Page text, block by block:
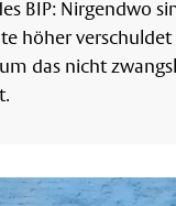
BIP: Nirgendwo
höher verschuldet
das nicht